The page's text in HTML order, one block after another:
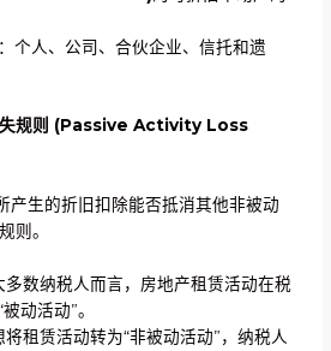
个人、公司、合伙企业、信托和遗
规则 (Passive Activity Loss
生的折旧扣除能否抵消其他非被动
则。
多数纳税人而言，房地产租赁活动在税
动活动”。
将租赁活动转为“非被动活动”，纳税人